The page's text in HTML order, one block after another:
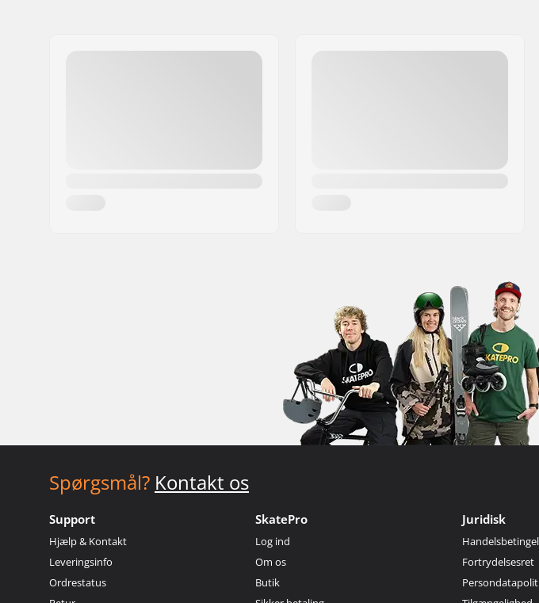
Spørgsmål? Kontakt os
Support
Hjælp & Kontakt
Leveringsinfo
Ordrestatus
SkatePro
Log ind
Om os
Butik
Juridisk
Fortrydelsesret